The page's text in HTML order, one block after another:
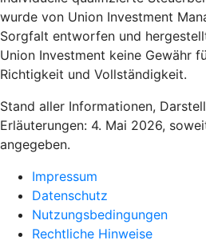
wurde von Union Investment
Sorgfalt entworfen und
Union Investment keine Gewähr
Richtigkeit und Vollständigkeit.
Stand aller Informationen,
Erläuterungen: 4. Mai 2026,
angegeben.
Impressum
Datenschutz
Nutzungsbedingungen
Rechtliche Hinweise